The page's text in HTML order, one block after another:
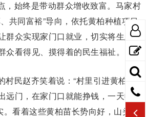
，始终是带动群众增收致富。马家村
共同富裕”导向，依托黄柏种植项目
群众实现家门口就业，切实将生态
众看得见、摸得着的民生福祉。
民赵齐笑着说：“村里引进黄柏种
远门，在家门口就能挣钱，一天收
看着这些黄柏苗长势向好，山头变